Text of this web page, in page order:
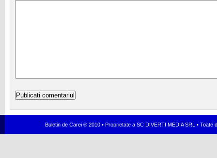
Buletin de Carei ® 2010 • Proprietate a SC DIVERTI MEDIA SRL •